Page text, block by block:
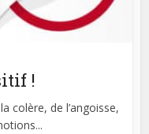
!
colère, de l’angoisse,